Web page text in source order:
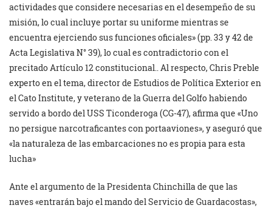
actividades que considere necesarias en el desempeño de su
misión, lo cual incluye portar su uniforme mientras se
encuentra ejerciendo sus funciones oficiales» (pp. 33 y 42 de
Acta Legislativa N° 39), lo cual es contradictorio con el
precitado Artículo 12 constitucional.. Al respecto, Chris Preble
experto en el tema, director de Estudios de Política Exterior en
el Cato Institute, y veterano de la Guerra del Golfo habiendo
servido a bordo del USS Ticonderoga (CG-47), afirma que «Uno
no persigue narcotraficantes con portaaviones», y aseguró que
«la naturaleza de las embarcaciones no es propia para esta
lucha»
Ante el argumento de la Presidenta Chinchilla de que las
naves «entrarán bajo el mando del Servicio de Guardacostas»,